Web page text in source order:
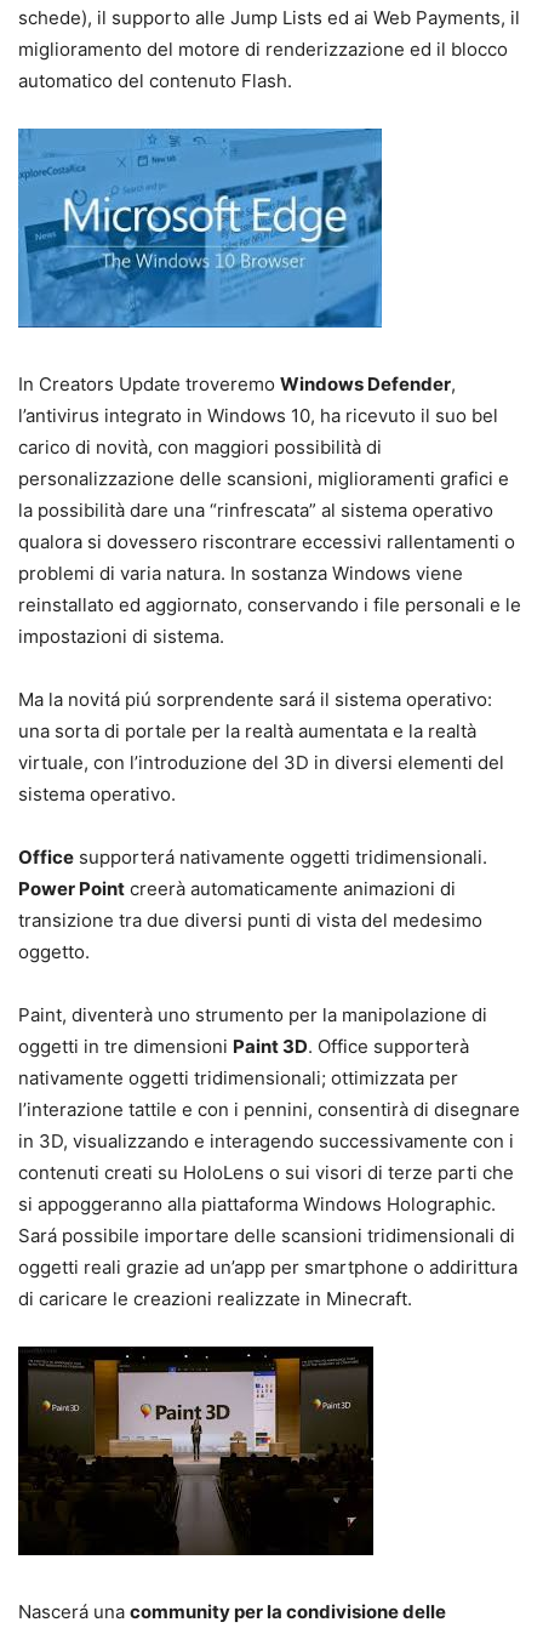
schede), il supporto alle Jump Lists ed ai Web Payments, il
miglioramento del motore di renderizzazione ed il blocco
automatico del contenuto Flash.
In Creators Update troveremo Windows Defender,
l’antivirus integrato in Windows 10, ha ricevuto il suo bel
carico di novità, con maggiori possibilità di
personalizzazione delle scansioni, miglioramenti grafici e
la possibilità dare una “rinfrescata” al sistema operativo
qualora si dovessero riscontrare eccessivi rallentamenti o
problemi di varia natura. In sostanza Windows viene
reinstallato ed aggiornato, conservando i file personali e le
impostazioni di sistema.
Ma la novitá piú sorprendente sará il sistema operativo:
una sorta di portale per la realtà aumentata e la realtà
virtuale, con l’introduzione del 3D in diversi elementi del
sistema operativo.
Office supporterá nativamente oggetti tridimensionali.
Power Point creerà automaticamente animazioni di
transizione tra due diversi punti di vista del medesimo
oggetto.
Paint, diventerà uno strumento per la manipolazione di
oggetti in tre dimensioni Paint 3D. Office supporterà
nativamente oggetti tridimensionali; ottimizzata per
l’interazione tattile e con i pennini, consentirà di disegnare
in 3D, visualizzando e interagendo successivamente con i
contenuti creati su HoloLens o sui visori di terze parti che
si appoggeranno alla piattaforma Windows Holographic.
Sará possibile importare delle scansioni tridimensionali di
oggetti reali grazie ad un’app per smartphone o addirittura
di caricare le creazioni realizzate in Minecraft.
Nascerá una community per la condivisione delle